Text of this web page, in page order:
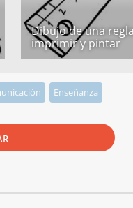
Dibujo de una
imprimir y pintar
Enseñanza